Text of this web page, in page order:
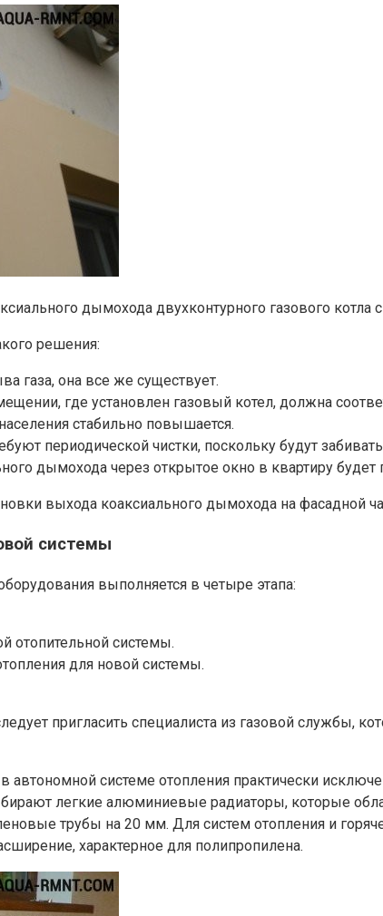
дымохода двухконтурного газового
решения:
газа, она все же существует.
где установлен газовый котел, должна
стабильно повышается.
периодической чистки, поскольку будут
дымохода через открытое окно в квартиру будет
выхода коаксиального дымохода на фасадной
системы
выполняется в четыре этапа:
отопительной системы.
для новой системы.
пригласить специалиста из газовой службы,
автономной системе отопления практически
легкие алюминиевые радиаторы, которые
трубы на 20 мм. Для систем отопления и
характерное для полипропилена.